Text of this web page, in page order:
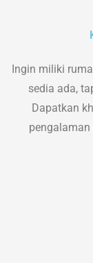
Ingin miliki
sedia ada,
Dapatkan